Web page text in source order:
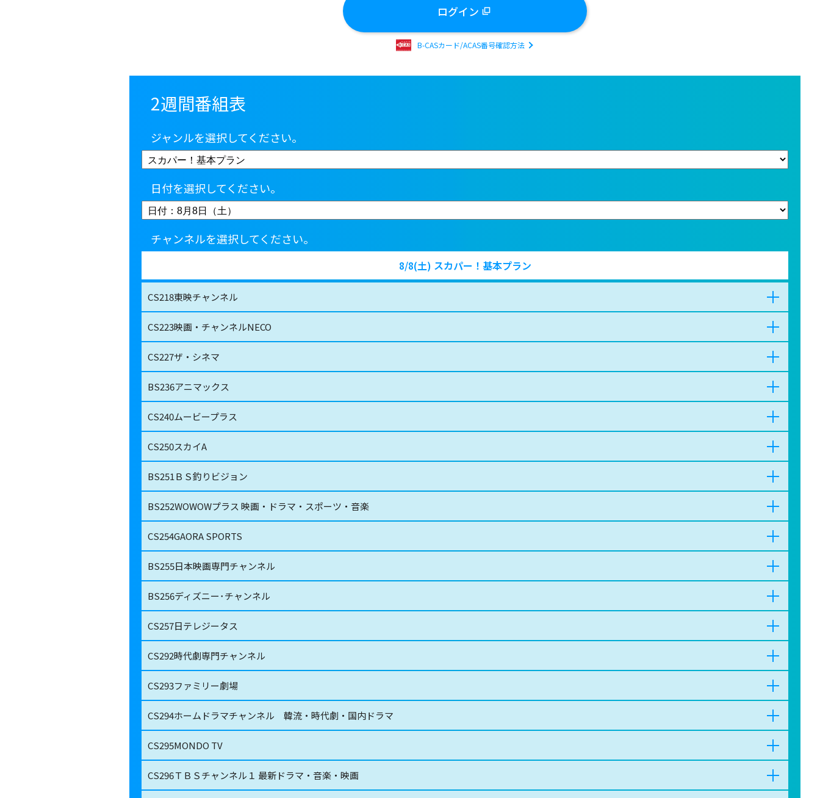
ログイン
B-CASカード/ACAS番号確認方法
2週間番組表
ジャンルを選択してください。
日付を選択してください。
チャンネルを選択してください。
8/8(土) スカパー！基本プラン
CS218東映チャンネル
CS223映画・チャンネルNECO
CS227ザ・シネマ
BS236アニマックス
CS240ムービープラス
CS250スカイA
BS251ＢＳ釣りビジョン
BS252WOWOWプラス 映画・ドラマ・スポーツ・音楽
CS254GAORA SPORTS
BS255日本映画専門チャンネル
BS256ディズニー･チャンネル
CS257日テレジータス
CS292時代劇専門チャンネル
CS293ファミリー劇場
CS294ホームドラマチャンネル 韓流・時代劇・国内ドラマ
CS295MONDO TV
CS296ＴＢＳチャンネル１ 最新ドラマ・音楽・映画